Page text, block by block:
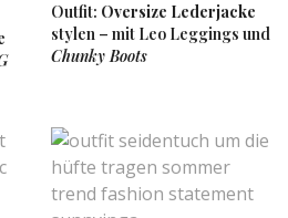
UM 15:45 UHR
& Glamour
10:28 UHR
Finde das dunkle Rot auch
Herbst. 🙂
Outfit: Oversize Lederjacke
stylen – mit Leo Leggings und
Chunky Boots